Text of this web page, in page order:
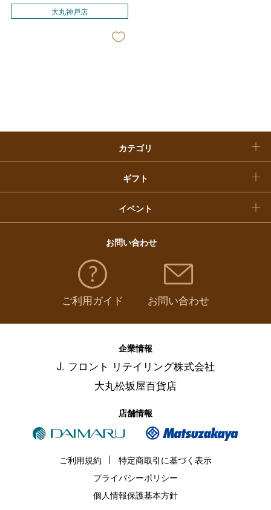
大丸神戸店
カテゴリ
ベビー＆キッズ
ギフト
お香典返し
イベント
敬老の日
福袋
お問い合わせ
ご利用ガイド お問い合わせ
企業情報
J. フロント リテイリング株式会社
大丸松坂屋百貨店
店舗情報
ご利用規約
特定商取引に基づく表示
プライバシーポリシー
個人情報保護基本方針